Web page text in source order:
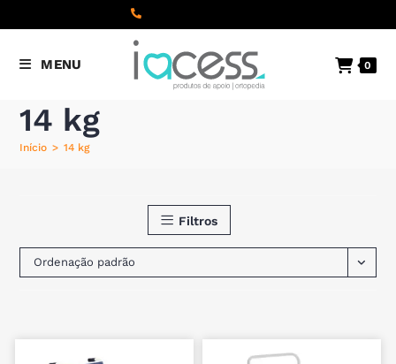
(+351) 22 098 8000
para a rede fixa nacional
MENU 0
14 kg
Início > 14 kg
Filtros
Ordenação padrão